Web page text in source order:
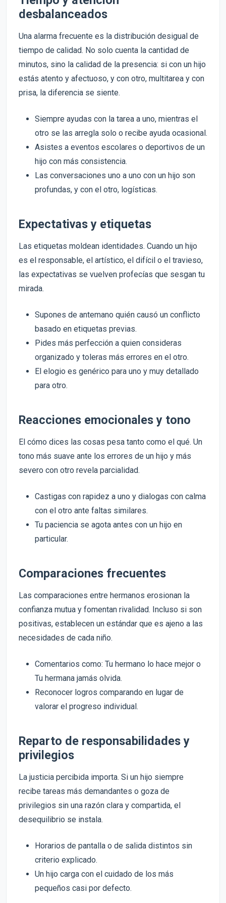
desbalanceados
Una alarma frecuente es la distribución desigual de
tiempo de calidad. No solo cuenta la cantidad de
minutos, sino la calidad de la presencia: si con un hijo
estás atento y afectuoso, y con otro, multitarea y con
prisa, la diferencia se siente.
Siempre ayudas con la tarea a uno, mientras el
otro se las arregla solo o recibe ayuda ocasional.
Asistes a eventos escolares o deportivos de un
hijo con más consistencia.
Las conversaciones uno a uno con un hijo son
profundas, y con el otro, logísticas.
Expectativas y etiquetas
Las etiquetas moldean identidades. Cuando un hijo
es el responsable, el artístico, el difícil o el travieso,
las expectativas se vuelven profecías que sesgan tu
mirada.
Supones de antemano quién causó un conflicto
basado en etiquetas previas.
Pides más perfección a quien consideras
organizado y toleras más errores en el otro.
El elogio es genérico para uno y muy detallado
para otro.
Reacciones emocionales y tono
El cómo dices las cosas pesa tanto como el qué. Un
tono más suave ante los errores de un hijo y más
severo con otro revela parcialidad.
Castigas con rapidez a uno y dialogas con calma
con el otro ante faltas similares.
Tu paciencia se agota antes con un hijo en
particular.
Comparaciones frecuentes
Las comparaciones entre hermanos erosionan la
confianza mutua y fomentan rivalidad. Incluso si son
positivas, establecen un estándar que es ajeno a las
necesidades de cada niño.
Comentarios como: Tu hermano lo hace mejor o
Tu hermana jamás olvida.
Reconocer logros comparando en lugar de
valorar el progreso individual.
Reparto de responsabilidades y
privilegios
La justicia percibida importa. Si un hijo siempre
recibe tareas más demandantes o goza de
privilegios sin una razón clara y compartida, el
desequilibrio se instala.
Horarios de pantalla o de salida distintos sin
criterio explicado.
Un hijo carga con el cuidado de los más
pequeños casi por defecto.